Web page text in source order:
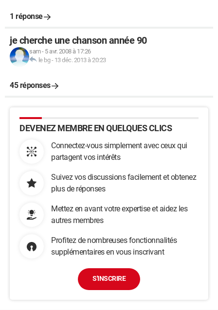
1 réponse
je cherche une chanson année 90
sam- 5 avr. 2008 à 17:26
le bg- 13 déc. 2013 à 20:23
45 réponses
DEVENEZ MEMBRE EN QUELQUES CLICS
Connectez-vous simplement avec ceux qui
partagent vos intérêts
Suivez vos discussions facilement et obtenez
plus de réponses
Mettez en avant votre expertise et aidez les
autres membres
Profitez de nombreuses fonctionnalités
supplémentaires en vous inscrivant
S'INSCRIRE